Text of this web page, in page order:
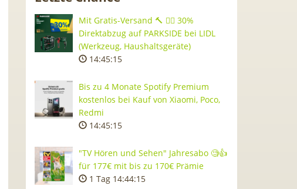
Mit Gratis-Versand 🔨 👷‍♂️ 30%
Direktabzug auf PARKSIDE bei LIDL
(Werkzeug, Haushaltsgeräte)
14:45:14
Bis zu 4 Monate Spotify Premium
kostenlos bei Kauf von Xiaomi, Poco,
Redmi
14:45:14
"TV Hören und Sehen" Jahresabo 🧐👍
für 177€ mit bis zu 170€ Prämie
1 Tag 14:44:14